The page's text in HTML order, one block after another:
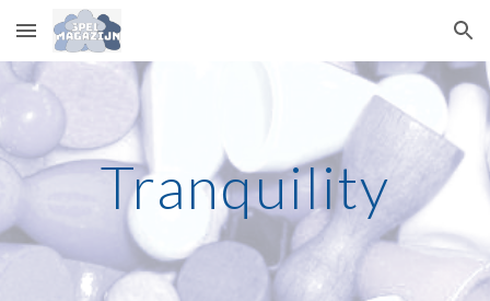
Skip to main content Skip to navigation
Tranquility